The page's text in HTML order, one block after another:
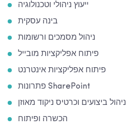
ייעוץ ניהולי וטכנולוגיה
בינה עסקית
ניהול מסמכים ורשומות
פיתוח אפליקציות מובייל
פיתוח אפליקציות אינטרנט
פתרונות SharePoint
ניהול ביצועים וכרטיס ניקוד מאוזן
הכשרה ופיתוח